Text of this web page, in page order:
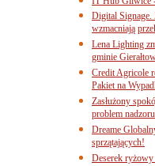
Digital Signage.
wzmacniają
Lena Lighting
gminie
Credit Agricole
Pakiet na
Zasłużony
problem
Dreame
sprzątających!
Deserek